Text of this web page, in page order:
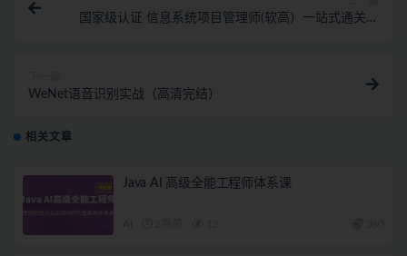
国家级认证 信息系统项目管理师(软高）一站式通关课
WeNet语音识别实战（高清完结）
相关文章
Java AI 高级全能工程师体系课